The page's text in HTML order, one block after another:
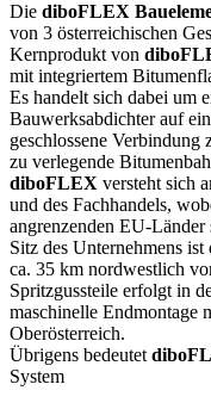
Die diboFLEX
von 3 österreichischen
Kernprodukt von
mit integriertem
Es handelt sich dabei um
Bauwerksabdichter auf
geschlossene
zu verlegende
diboFLEX versteht sich
und des Fachhandels,
angrenzenden EU-Länder
Sitz des Unternehmens
ca. 35 km nordwestlich
Spritzgussteile erfolgt in
maschinelle Endmontage
Oberösterreich.
Übrigens bedeutet
System